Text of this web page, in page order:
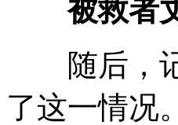
被救者
随后，记
了这一情况